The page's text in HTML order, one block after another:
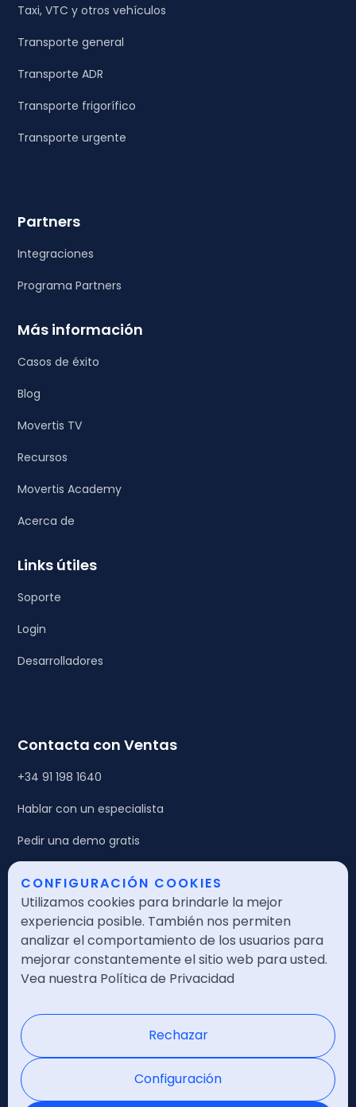
Taxi, VTC y otros vehículos
Transporte general
Transporte ADR
Transporte frigorífico
Transporte urgente
Partners
Integraciones
Programa Partners
Más información
Casos de éxito
Blog
Movertis TV
Recursos
Movertis Academy
Acerca de
Links útiles
Soporte
Login
Desarrolladores
Contacta con Ventas
+34 91 198 1640
Hablar con un especialista
Pedir una demo gratis
Legales
Política de calidad
Política de seguridad
Política de privacidad
Nota legal
Certificaciones
CONFIGURACIÓN COOKIES
Utilizamos cookies para brindarle la mejor
experiencia posible. También nos permiten
analizar el comportamiento de los usuarios para
mejorar constantemente el sitio web para usted.
Vea nuestra Política de Privacidad
Rechazar
Configuración